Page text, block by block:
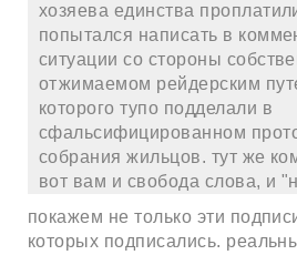
хозяева единства
попытался написать в
ситуации со стороны
отжимаемом рейдерским
которого тупо подделали в
сфальсифицированном
собрания жильцов. тут же
вот вам и свобода слова, и
покажем не только эти
которых подписались.